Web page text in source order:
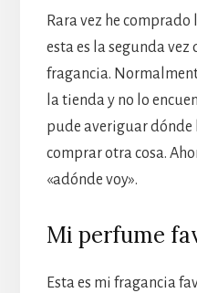
Rara vez he
esta es la segunda vez
fragancia.
la tienda y no lo
pude averiguar dónde
comprar otra cosa.
«adónde voy».
Mi perfume
Esta es mi fragancia